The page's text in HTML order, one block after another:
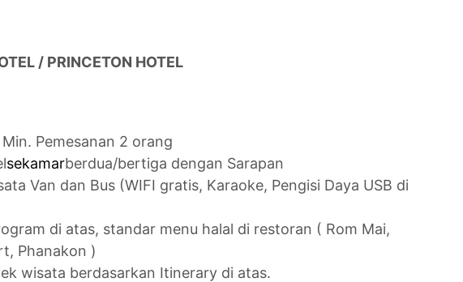
/ PRINCETON HOTEL
Pemesanan 2 orang
sekamarberdua/bertiga dengan Sarapan
Van dan Bus (WIFI gratis, Karaoke, Pengisi Daya USB di
di atas, standar menu halal di restoran ( Rom Mai,
Phanakon )
wisata berdasarkan Itinerary di atas.